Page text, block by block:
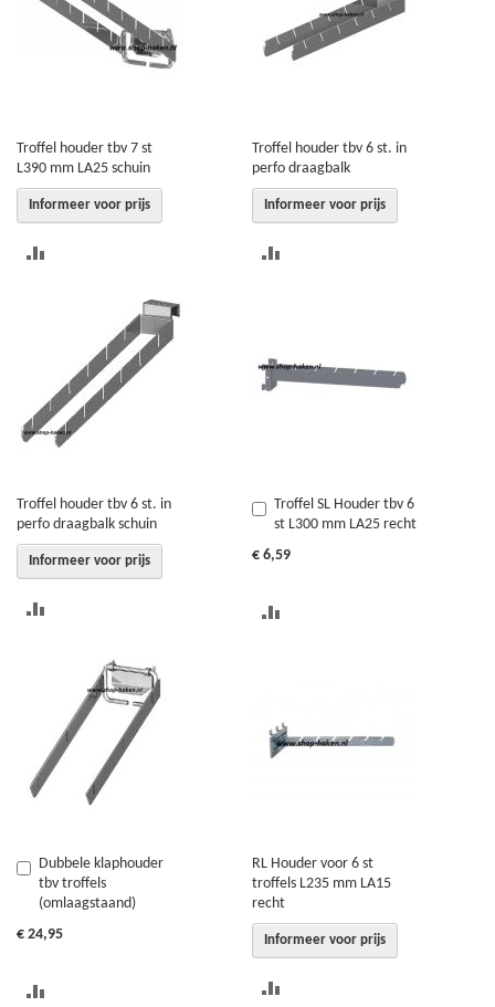
VERGELIJKEN VERGELIJKEN
Troffel houder tbv 7 st
L390 mm LA25 schuin
Informeer voor prijs
VERGELIJKEN
Troffel houder tbv 6 st. in
perfo draagbalk
Informeer voor prijs
VERGELIJKEN
Troffel houder tbv 6 st. in
perfo draagbalk schuin
Informeer voor prijs
VERGELIJKEN
Troffel SL Houder tbv 6
st L300 mm LA25 recht
€ 6,59
In
Winkelwagen
VERGELIJKEN
Dubbele klaphouder
tbv troffels
(omlaagstaand)
€ 24,95
In
Winkelwagen
RL Houder voor 6 st
troffels L235 mm LA15
recht
Informeer voor prijs